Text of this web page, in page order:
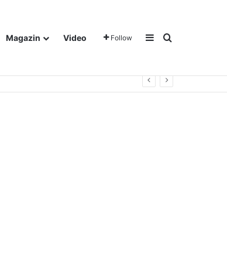
Magazin Video Follow Sidebar
Traži